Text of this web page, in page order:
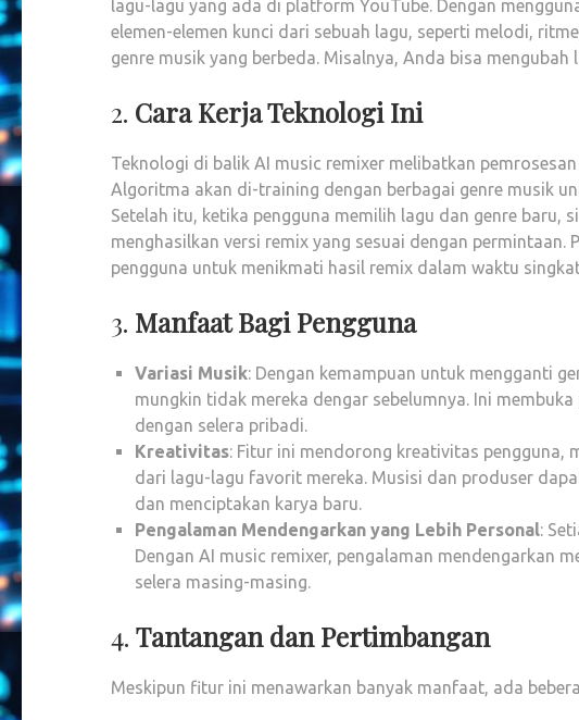
lagu-lagu yang ada di platform YouTube. Dengan
elemen-elemen kunci dari sebuah lagu, seperti melodi,
genre musik yang berbeda. Misalnya, Anda bisa
2. Cara Kerja Teknologi Ini
Teknologi di balik AI music remixer melibatkan
Algoritma akan di-training dengan berbagai genre musik
Setelah itu, ketika pengguna memilih lagu dan genre baru,
menghasilkan versi remix yang sesuai dengan
pengguna untuk menikmati hasil remix dalam waktu
3. Manfaat Bagi Pengguna
Variasi Musik: Dengan kemampuan untuk mengganti
mungkin tidak mereka dengar sebelumnya. Ini
dengan selera pribadi.
Kreativitas: Fitur ini mendorong kreativitas pengguna,
dari lagu-lagu favorit mereka. Musisi dan produser
dan menciptakan karya baru.
Pengalaman Mendengarkan yang Lebih Personal:
Dengan AI music remixer, pengalaman mendengarkan
selera masing-masing.
4. Tantangan dan Pertimbangan
Meskipun fitur ini menawarkan banyak manfaat, ada